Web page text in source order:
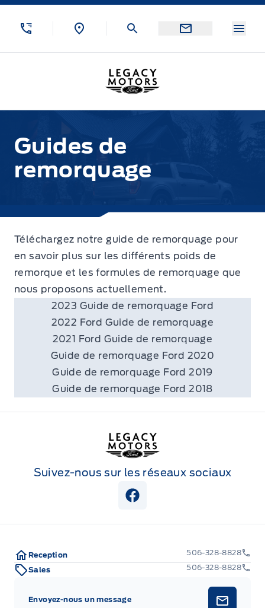
Aller au menu
Aller au contenu
Aller au pied de page
Guides de
remorquage
Téléchargez notre guide de remorquage pour
en savoir plus sur les différents poids de
remorque et les formules de remorquage que
nous proposons actuellement.
2023 Guide de remorquage Ford
2022 Ford Guide de remorquage
2021 Ford Guide de remorquage
Guide de remorquage Ford 2020
Guide de remorquage Ford 2019
Guide de remorquage Ford 2018
Corey Ford
Suivez-nous sur les réseaux sociaux
Aperçu Facebook Page
Reception
506-328-8828
Sales
506-328-8828
Envoyez-nous un message